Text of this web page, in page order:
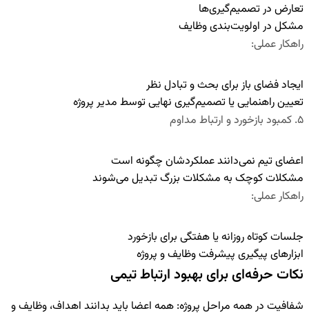
تعارض در تصمیم‌گیری‌ها
مشکل در اولویت‌بندی وظایف
راهکار عملی:
ایجاد فضای باز برای بحث و تبادل نظر
تعیین راهنمایی یا تصمیم‌گیری نهایی توسط مدیر پروژه
۵. کمبود بازخورد و ارتباط مداوم
اعضای تیم نمی‌دانند عملکردشان چگونه است
مشکلات کوچک به مشکلات بزرگ تبدیل می‌شوند
راهکار عملی:
جلسات کوتاه روزانه یا هفتگی برای بازخورد
ابزارهای پیگیری پیشرفت وظایف و پروژه
نکات حرفه‌ای برای بهبود ارتباط تیمی
شفافیت در همه مراحل پروژه: همه اعضا باید بدانند اهداف، وظایف و